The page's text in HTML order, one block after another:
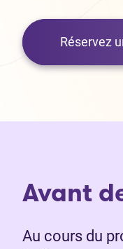
Réservez
Avant
Au cours du